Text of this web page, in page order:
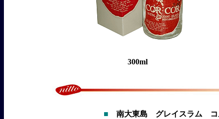
300ml
■ 南大東島 グレイスラム